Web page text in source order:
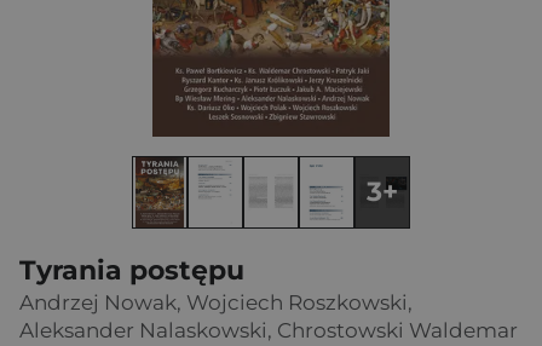
Tyrania postępu
Andrzej Nowak, Wojciech Roszkowski,
Aleksander Nalaskowski, Chrostowski Waldemar
3+